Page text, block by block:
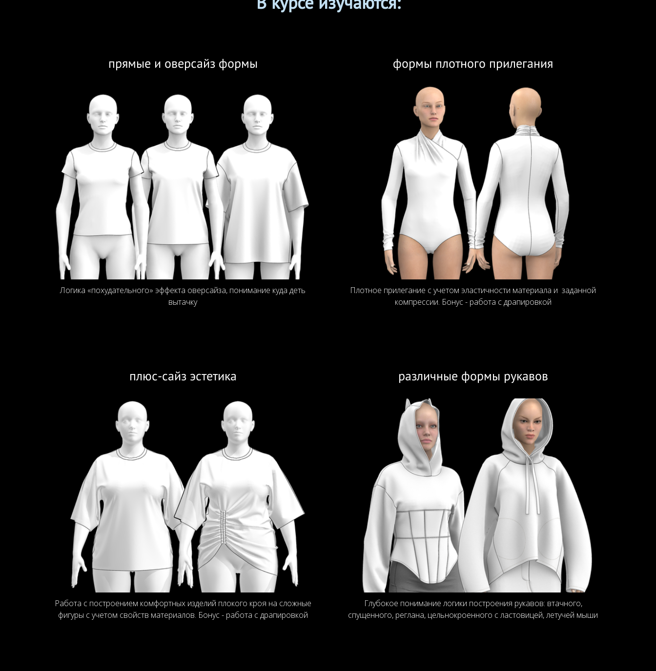
прямые и оверсайз формы
Логика «похудательного» эффекта оверсайза, понимание куда деть
вытачку
формы плотного прилегания
Плотное прилегание с учетом эластичности материала и заданной
компрессии. Бонус - работа с драпировкой
плюс-сайз эстетика
Работа с построением комфортных изделий плокого кроя на сложные
фигуры с учетом свойств материалов. Бонус - работа с драпировкой
различные формы рукавов
Глубокое понимание логики построения рукавов: втачного,
спущенного, реглана, цельнокроенного с ластовицей, летучей мыши